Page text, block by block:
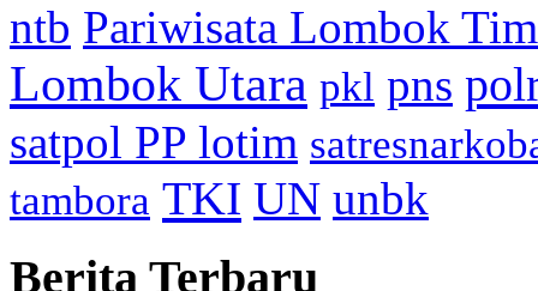
ntb Pariwisata Lombok
Lombok Utara pkl pns
satpol PP lotim
tambora TKI UN unbk
Berita Terbaru